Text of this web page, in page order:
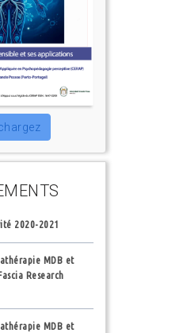
2020-2021
MDB et
Research
MDB et